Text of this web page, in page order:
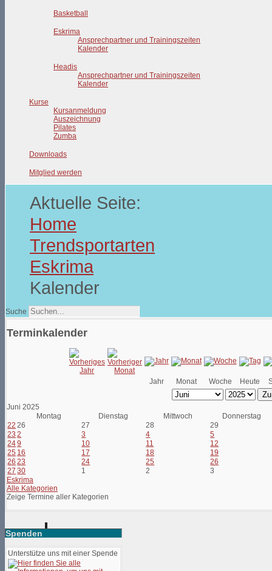
Basketball
Eskrima
Ansprechpartner und Trainingszeiten
Kalender
Headis
Ansprechpartner und Trainingszeiten
Kalender
Kurse
Kursanmeldung
Auszeichnung
Pilates
Zumba
Downloads
Mitglied werden
Aktuelle Seite:
Home
Trendsportarten
Eskrima
Kalender
Suche
Terminkalender
Jahr Monat Woche Heute
Juni 2025
Montag
Dienstag Mittwoch
Donnerstag
22 26 27 28
29
23 2 3 4
5
249 10 11
12
25 16 17 18
19
26 23 24 25
26
27 30 1 2
3
Eskrima
Alle Kategorien
Zeige Termine aller Kategorien
Spenden
Unterstütze uns mit einer Spende